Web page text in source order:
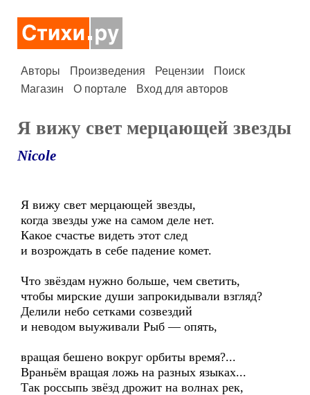
Авторы Произведения Рецензии
Поиск
Магазин
О портале Вход для авторов
Я вижу свет мерцающей звезды
Nicole
Я вижу свет мерцающей звезды,
когда звезды уже на самом деле нет.
Какое счастье видеть этот след
и возрождать в себе падение комет.
Что звёздам нужно больше, чем светить,
чтобы мирские души запрокидывали взгляд?
Делили небо сетками созвездий
и неводом выуживали Рыб — опять,
вращая бешено вокруг орбиты время?...
Враньём вращая ложь на разных языках...
Так россыпь звёзд дрожит на волнах рек,